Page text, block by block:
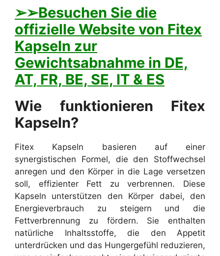
➢➢Besuchen Sie die
offizielle Website von Fitex
Kapseln zur
Gewichtsabnahme in DE,
AT, FR, BE, SE, IT & ES
Wie funktionieren Fitex
Kapseln?
Fitex Kapseln basieren auf einer
synergistischen Formel, die den Stoffwechsel
anregen und den Körper in die Lage versetzen
soll, effizienter Fett zu verbrennen. Diese
Kapseln unterstützen den Körper dabei, den
Energieverbrauch zu steigern und die
Fettverbrennung zu fördern. Sie enthalten
natürliche Inhaltsstoffe, die den Appetit
unterdrücken und das Hungergefühl reduzieren,